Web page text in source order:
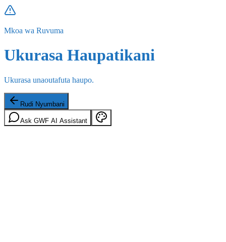
Mkoa wa Ruvuma
Ukurasa Haupatikani
Ukurasa unaoutafuta haupo.
Rudi Nyumbani
Ask GWF AI Assistant